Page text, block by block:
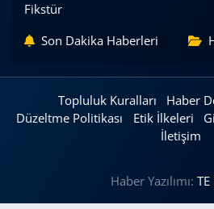
Fikstür
Son Dakika Haberleri
Topluluk Kuralları
Haber
Düzeltme Politikası
Etik İlkeleri
İletişim
Haber Yazılımı: